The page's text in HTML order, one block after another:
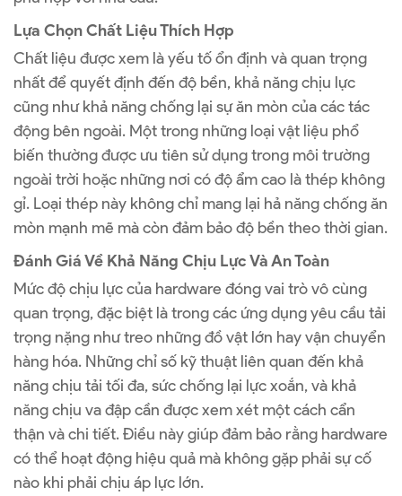
Lựa Chọn Chất Liệu Thích Hợp
Chất liệu được xem là yếu tố ổn định và quan trọng
nhất để quyết định đến độ bền, khả năng chịu lực
cũng như khả năng chống lại sự ăn mòn của các tác
động bên ngoài. Một trong những loại vật liệu phổ
biến thường được ưu tiên sử dụng trong môi trường
ngoài trời hoặc những nơi có độ ẩm cao là thép không
gỉ. Loại thép này không chỉ mang lại hả năng chống ăn
mòn mạnh mẽ mà còn đảm bảo độ bền theo thời gian.
Đánh Giá Về Khả Năng Chịu Lực Và An Toàn
Mức độ chịu lực của hardware đóng vai trò vô cùng
quan trọng, đặc biệt là trong các ứng dụng yêu cầu tải
trọng nặng như treo những đồ vật lớn hay vận chuyển
hàng hóa. Những chỉ số kỹ thuật liên quan đến khả
năng chịu tải tối đa, sức chống lại lực xoắn, và khả
năng chịu va đập cần được xem xét một cách cẩn
thận và chi tiết. Điều này giúp đảm bảo rằng hardware
có thể hoạt động hiệu quả mà không gặp phải sự cố
nào khi phải chịu áp lực lớn.